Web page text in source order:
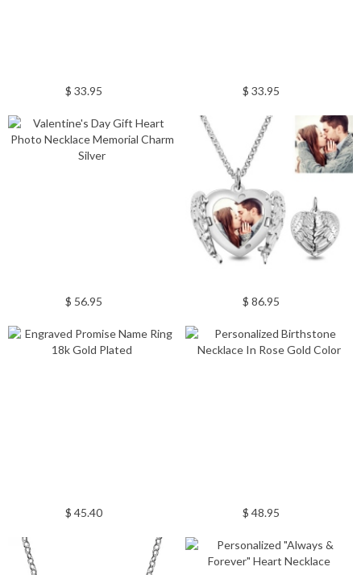
$ 33.95 $ 33.95
$ 56.95 $ 86.95
$ 45.40 $ 48.95